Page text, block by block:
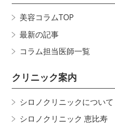
美容コラムTOP
最新の記事
コラム担当医師一覧
クリニック案内
シロノクリニックについて
シロノクリニック 恵比寿